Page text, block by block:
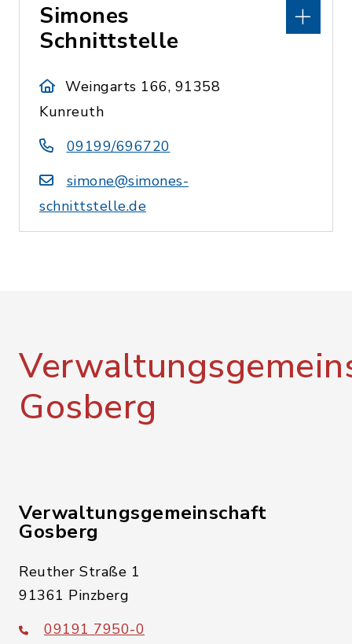
Simones
Schnittstelle
Weingarts 166, 91358
Kunreuth
09199/696720
simone@simones-
schnittstelle.de
Gosberg
Verwaltungsgemeinschaft
Gosberg
Reuther Straße 1
91361 Pinzberg
09191 7950-0